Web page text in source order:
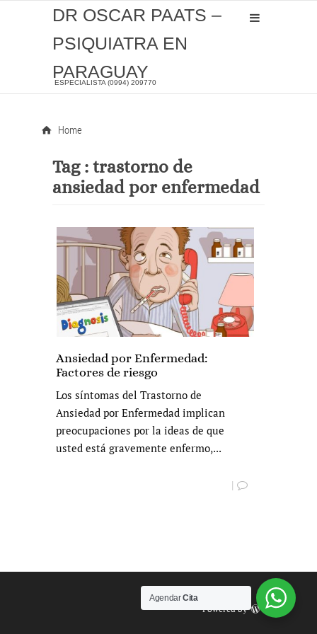
DR OSCAR PAATS –
PSIQUIATRA EN
PARAGUAY
ESPECIALISTA (0994) 209770
Home
Tag : trastorno de
ansiedad por enfermedad
Ansiedad por Enfermedad:
Factores de riesgo
Los síntomas del Trastorno de
Ansiedad por Enfermedad implican
preocupaciones por la ideas de que
usted está gravemente enfermo,...
|
AgendarCita
Powered by